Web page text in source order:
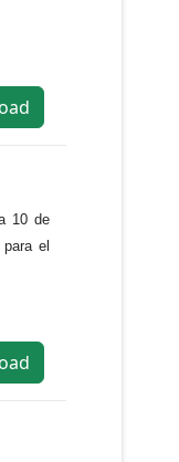
10 de
el